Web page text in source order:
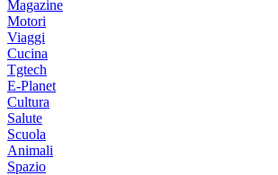
Magazine
Motori
Viaggi
Cucina
Tgtech
E-Planet
Cultura
Salute
Scuola
Animali
Spazio